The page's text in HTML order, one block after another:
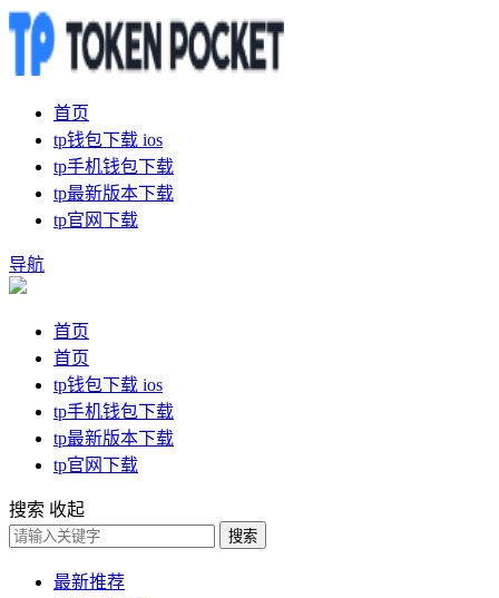
首页
tp钱包下载 ios
tp手机钱包下载
tp最新版本下载
tp官网下载
导航
首页
首页
tp钱包下载 ios
tp手机钱包下载
tp最新版本下载
tp官网下载
搜索 收起
搜索
最新推荐